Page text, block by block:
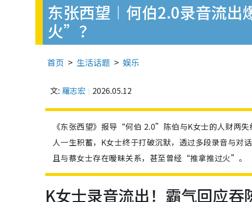
东张西望︱何伯2.0录音流
火”？
首页 生活话题 娱乐
文: 羅志宏 2026.05.12
《东张西望》报导“何伯 2.0”陈伯与K女士的人财两
人一生积蓄，K女士终于打破沉默，透过多段录音与对
且与蔡女士存在暧昧关系，甚至曾经“推拿推过火”。
K女士录音流出！霸气回应吞